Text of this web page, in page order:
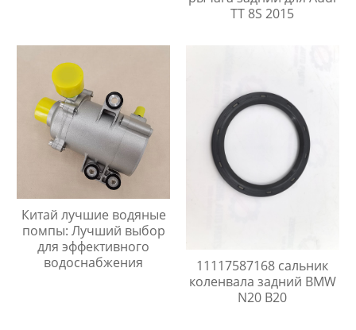
TT 8S 2015
Китай лучшие водяные
помпы: Лучший выбор
для эффективного
водоснабжения
11117587168 сальник
коленвала задний BMW
N20 B20